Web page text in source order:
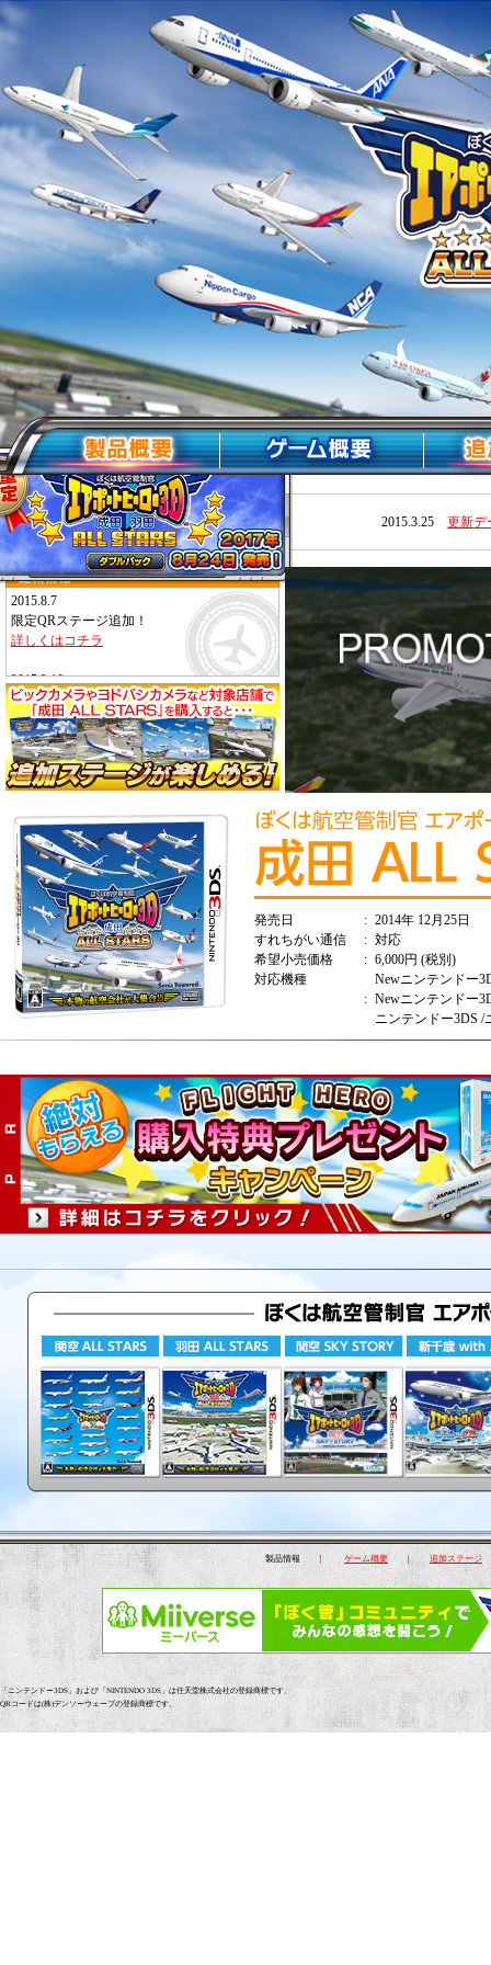
2015.3.25 更新デ
2015.8.7
限定QRステージ追加！
詳しくはコチラ
2015.2.10
限定QRステージ追加！
詳しくはコチラ
2015.1.20
限定QRステージ 一挙に３ステージ追加！
2014.12.25
成田 ALL STARS 発売開始！
2014.12.17
成田 ALL STARS 公式サイトオープンしまし
た！
体験版を配信開始しました！
発売日 : 2014年 12月25日
すれちがい通信
: 対応
希望小売価格
: 6,000円 (税別)
対応機種
:
Newニンテンドー
Newニンテンドー
ニンテンドー3DS /
製品情報 | ゲーム概要 追加ステージ
「ニンテンドー3DS」および「NINTENDO 3DS」は任天堂株式会社の登録商標です。
QRコードは(株)デンソーウェーブの登録商標です。